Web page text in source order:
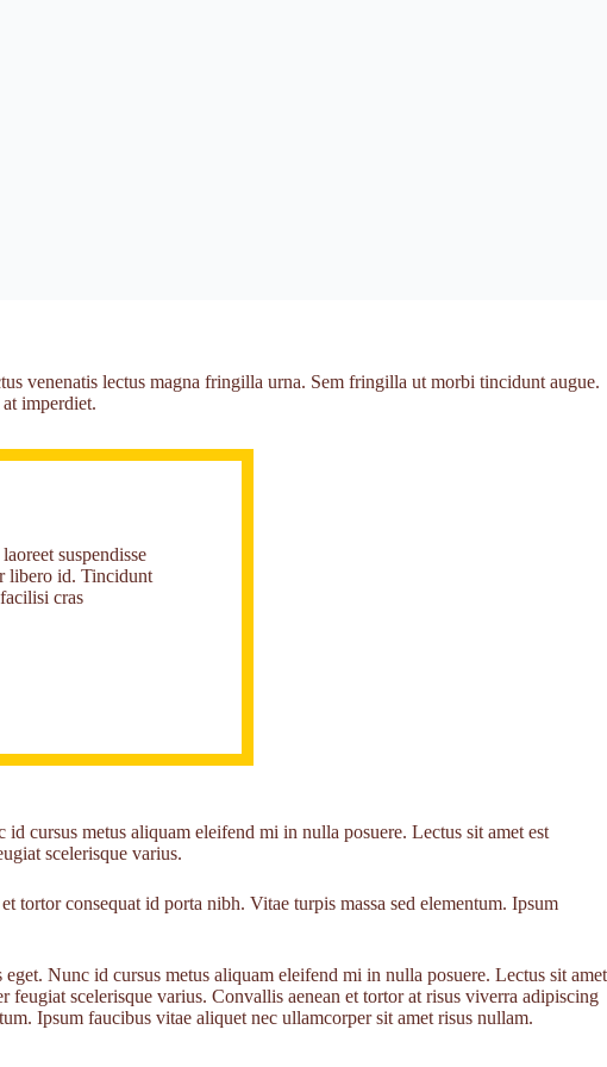
venenatis lectus magna fringilla urna. Sem fringilla ut morbi tincidunt augue.
imperdiet.
suspendisse
libero id. Tincidunt
cras
cursus metus aliquam eleifend mi in nulla posuere. Lectus sit amet est
scelerisque varius.
tortor consequat id porta nibh. Vitae turpis massa sed elementum. Ipsum
Nunc id cursus metus aliquam eleifend mi in nulla posuere. Lectus sit amet
scelerisque varius. Convallis aenean et tortor at risus viverra adipiscing
Ipsum faucibus vitae aliquet nec ullamcorper sit amet risus nullam.